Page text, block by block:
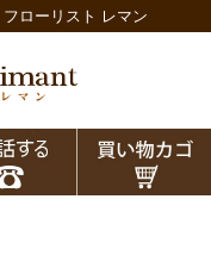
ローリスト レマン